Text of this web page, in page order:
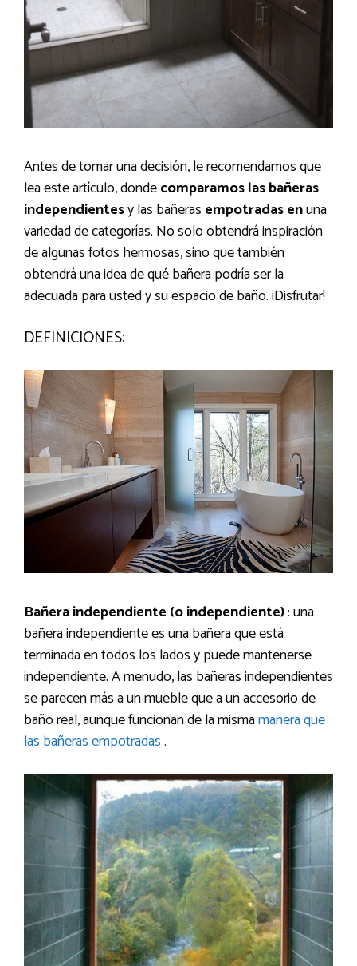
Antes de tomar una decisión, le recomendamos que
lea este artículo, dondecomparamos las bañeras
independientesy las bañeras empotradas enuna
variedad de categorías. No solo obtendrá inspiración
de algunas fotos hermosas, sino que también
obtendrá una idea de qué bañera podría ser la
adecuada para usted y su espacio de baño. ¡Disfrutar!
DEFINICIONES:
Bañera independiente (o independiente): una
bañera independiente es una bañera que está
terminada en todos los lados y puede mantenerse
independiente. A menudo, las bañeras independientes
se parecen más a un mueble que a un accesorio de
baño real, aunque funcionan de la mismamanera que
las bañeras empotradas.